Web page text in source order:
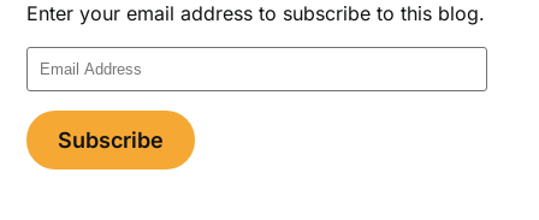
Enter your email address to subscribe to this blog.
Email
Address
Subscribe